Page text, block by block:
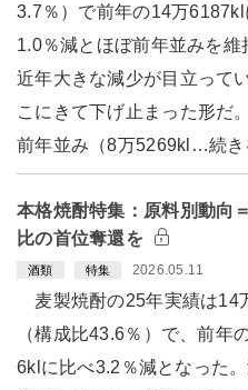
3.7％）で前年の14万6187kl
1.0％減とほぼ前年並みを維
近年大きな減少が目立って
こにきて下げ止まった形だ
前年並み（8万5269kl…続き
本格焼酎特集：原料別動向
比の首位奪還を
酒類 特集 2026.05.11
麦製焼酎の25年実績は14
（構成比43.6％）で、前年
6klに比べ3.2％減となった